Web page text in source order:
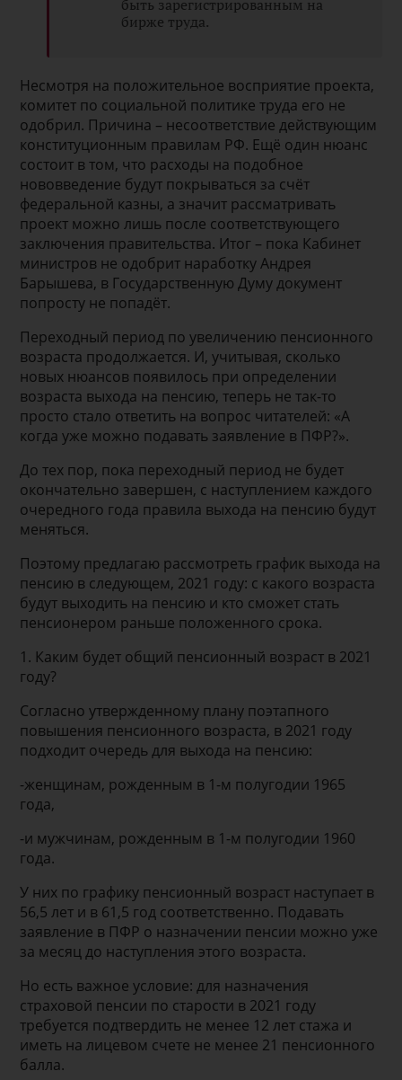
быть зарегистрированным на
бирже труда.
Несмотря на положительное восприятие проекта,
комитет по социальной политике труда его не
одобрил. Причина – несоответствие действующим
конституционным правилам РФ. Ещё один нюанс
состоит в том, что расходы на подобное
нововведение будут покрываться за счёт
федеральной казны, а значит рассматривать
проект можно лишь после соответствующего
заключения правительства. Итог – пока Кабинет
министров не одобрит наработку Андрея
Барышева, в Государственную Думу документ
попросту не попадёт.
Переходный период по увеличению пенсионного
возраста продолжается. И, учитывая, сколько
новых нюансов появилось при определении
возраста выхода на пенсию, теперь не так-то
просто стало ответить на вопрос читателей: «А
когда уже можно подавать заявление в ПФР?».
До тех пор, пока переходный период не будет
окончательно завершен, с наступлением каждого
очередного года правила выхода на пенсию будут
меняться.
Поэтому предлагаю рассмотреть график выхода на
пенсию в следующем, 2021 году: с какого возраста
будут выходить на пенсию и кто сможет стать
пенсионером раньше положенного срока.
1. Каким будет общий пенсионный возраст в 2021
году?
Согласно утвержденному плану поэтапного
повышения пенсионного возраста, в 2021 году
подходит очередь для выхода на пенсию:
-женщинам, рожденным в 1-м полугодии 1965
года,
-и мужчинам, рожденным в 1-м полугодии 1960
года.
У них по графику пенсионный возраст наступает в
56,5 лет и в 61,5 год соответственно. Подавать
заявление в ПФР о назначении пенсии можно уже
за месяц до наступления этого возраста.
Но есть важное условие: для назначения
страховой пенсии по старости в 2021 году
требуется подтвердить не менее 12 лет стажа и
иметь на лицевом счете не менее 21 пенсионного
балла.